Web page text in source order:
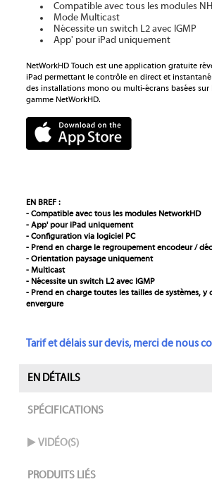
Compatible avec tous les modules
Mode Multicast
Nécessite un switch L2 avec IGMP
App' pour iPad uniquement
NetWorkHD Touch est une application gratuite
iPad permettant le contrôle en direct et
des installations mono ou multi-écrans basées sur
gamme NetWorkHD.
EN BREF :
- Compatible avec tous les modules NetworkHD
- App' pour iPad uniquement
- Configuration via logiciel PC
- Prend en charge le regroupement encodeur /
- Orientation paysage uniquement
- Multicast
- Nécessite un switch L2 avec IGMP
- Prend en charge toutes les tailles de systèmes, y
envergure
Tarif et délais sur devis, merci de nous
EN DÉTAILS
SPÉCIFICATIONS
VIDÉO(S)
PRODUITS LIÉS